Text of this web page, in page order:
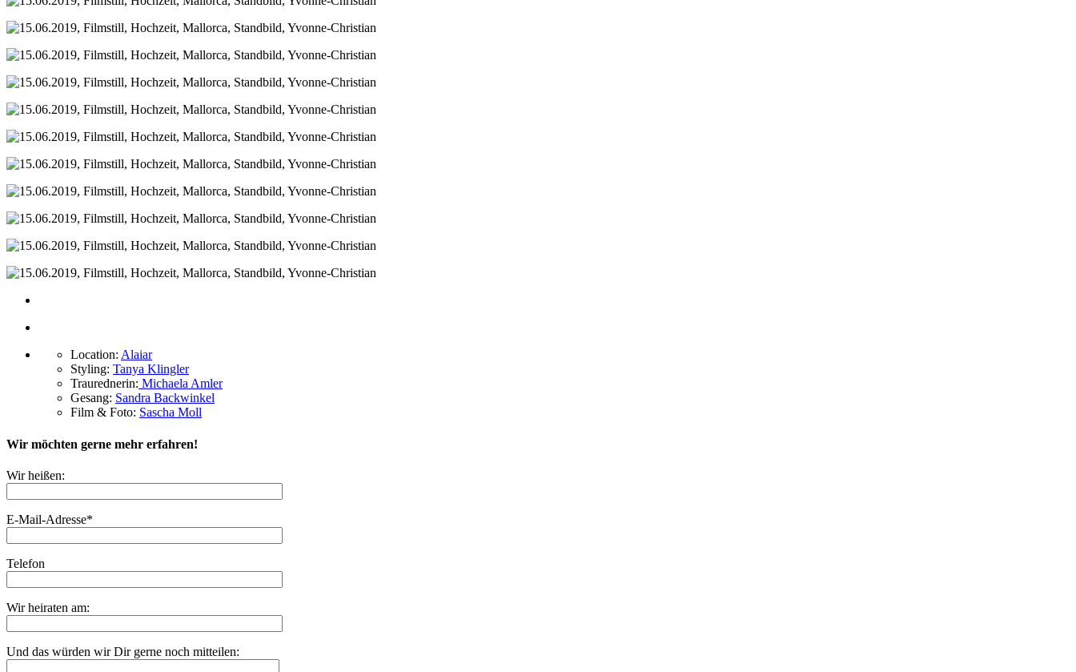
Location: Alaiar
Styling: Tanya Klingler
Traurednerin: Michaela Amler
Gesang: Sandra Backwinkel
Film & Foto: Sascha Moll
Wir möchten gerne mehr erfahren!
Wir heißen:
E-Mail-Adresse*
Telefon
Wir heiraten am:
Und das würden wir Dir gerne noch mitteilen: